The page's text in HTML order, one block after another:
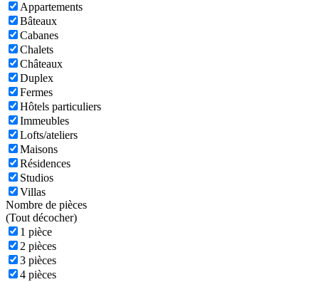
Appartements
Bâteaux
Cabanes
Chalets
Châteaux
Duplex
Fermes
Hôtels particuliers
Immeubles
Lofts/ateliers
Maisons
Résidences
Studios
Villas
Nombre de pièces
(Tout décocher)
1 pièce
2 pièces
3 pièces
4 pièces